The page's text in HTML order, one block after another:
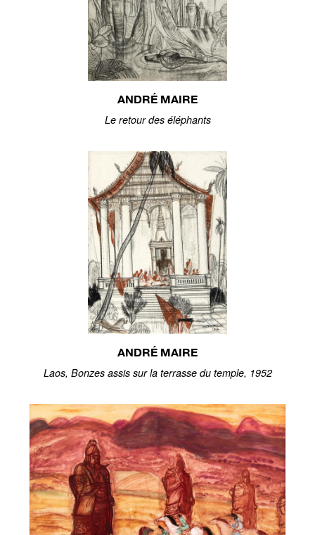
ANDRÉ MAIRE
Le retour des éléphants
ANDRÉ MAIRE
Laos, Bonzes assis sur la terrasse du temple, 1952